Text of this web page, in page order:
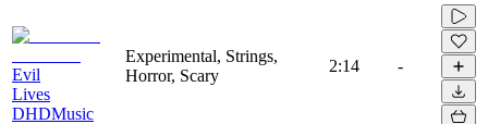
Evil
Lives
DHDMusic
Experimental, Strings,
Horror, Scary
2:14 -